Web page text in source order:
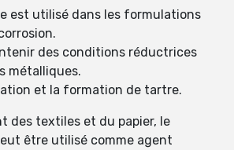
est utilisé dans les formulations
des conditions réductrices
métalliques.
et la formation de tartre.
des textiles et du papier, le
être utilisé comme agent